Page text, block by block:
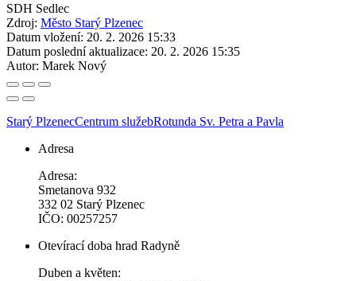
SDH Sedlec
Zdroj: Město Starý Plzenec
Datum vložení: 20. 2. 2026 15:33
Datum poslední aktualizace: 20. 2. 2026 15:35
Autor: Marek Nový
Starý PlzenecCentrum služebRotunda Sv. Petra a Pavla
Adresa
Adresa:
Smetanova 932
332 02 Starý Plzenec
IČO: 00257257
Otevírací doba hrad Radyně
Duben a květen: